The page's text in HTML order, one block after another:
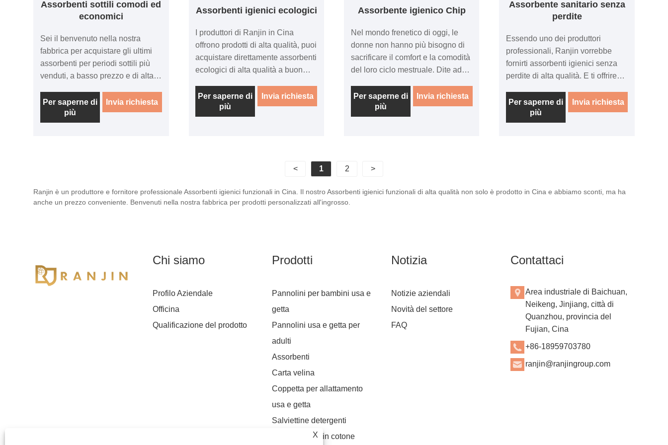
Assorbenti sottili comodi ed
economici
Sei il benvenuto nella nostra
fabbrica per acquistare gli ultimi
assorbenti per periodi sottili più
venduti, a basso prezzo e di alta
Ranjin non vede l'ora di
collaborare con te. Ti presentiamo
il nostro prodotto rivoluzionario:
Per saperne di
più
Invia richiesta
Assorbenti igienici ecologici
I produttori di Ranjin in Cina
offrono prodotti di alta qualità, puoi
acquistare direttamente assorbenti
ecologici di alta qualità a buon
crescente preoccupazione delle
persone per l'ambiente e la
necessità di alternative sostenibili
un'eccellente protezione igienica,
l'impatto sul pianeta.
Per saperne di
più
Invia richiesta
Assorbente igienico Chip
Nel mondo frenetico di oggi, le
donne non hanno più bisogno di
sacrificare il comfort e la comodità
del loro ciclo mestruale. Dite addio
ingombranti, scomodi e scomodi
da trasportare. Presentiamo il
rivoluzionario assorbente igienico
il design all'avanguardia, gli
comfort senza pari, la massima
Per saperne di
più
Invia richiesta
Assorbente sanitario senza
perdite
Essendo uno dei produttori
professionali, Ranjin vorrebbe
fornirti assorbenti igienici senza
perdite di alta qualità. E ti offriremo
consegne puntuali. Nel mondo
frenetico di oggi, le donne sono
costantemente in movimento,
preoccuparsi sono le perdite
innovativo che promette di
donne.
Per saperne di
più
Invia richiesta
< 1 2 >
Ranjin è un produttore e fornitore professionale Assorbenti igienici funzionali in Cina. Il nostro Assorbenti igienici funzionali di alta qualità non solo è prodotto in Cina e abbiamo sconti, ma ha
anche un prezzo conveniente. Benvenuti nella nostra fabbrica per prodotti personalizzati all'ingrosso.
Chi siamo
Profilo Aziendale
Officina
Qualificazione del prodotto
Prodotti
Pannolini per bambini usa e
getta
Pannolini usa e getta per
adulti
Assorbenti
Carta velina
Coppetta per allattamento
usa e getta
Salviettine detergenti
Asciugamano in cotone
Notizia
Notizie aziendali
Novità del settore
FAQ
Contattaci
Area industriale di Baichuan,
Neikeng, Jinjiang, città di
Quanzhou, provincia del
Fujian, Cina
+86-18959703780
ranjin@ranjingroup.com
X